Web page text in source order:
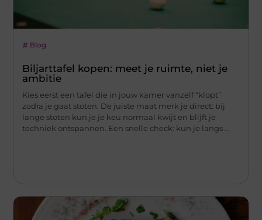
Blog
Biljarttafel kopen: meet je ruimte, niet je
ambitie
Kies eerst een tafel die in jouw kamer vanzelf “klopt”
zodra je gaat stoten. De juiste maat merk je direct: bij
lange stoten kun je je keu normaal kwijt en blijft je
techniek ontspannen. Een snelle check: kun je langs ...